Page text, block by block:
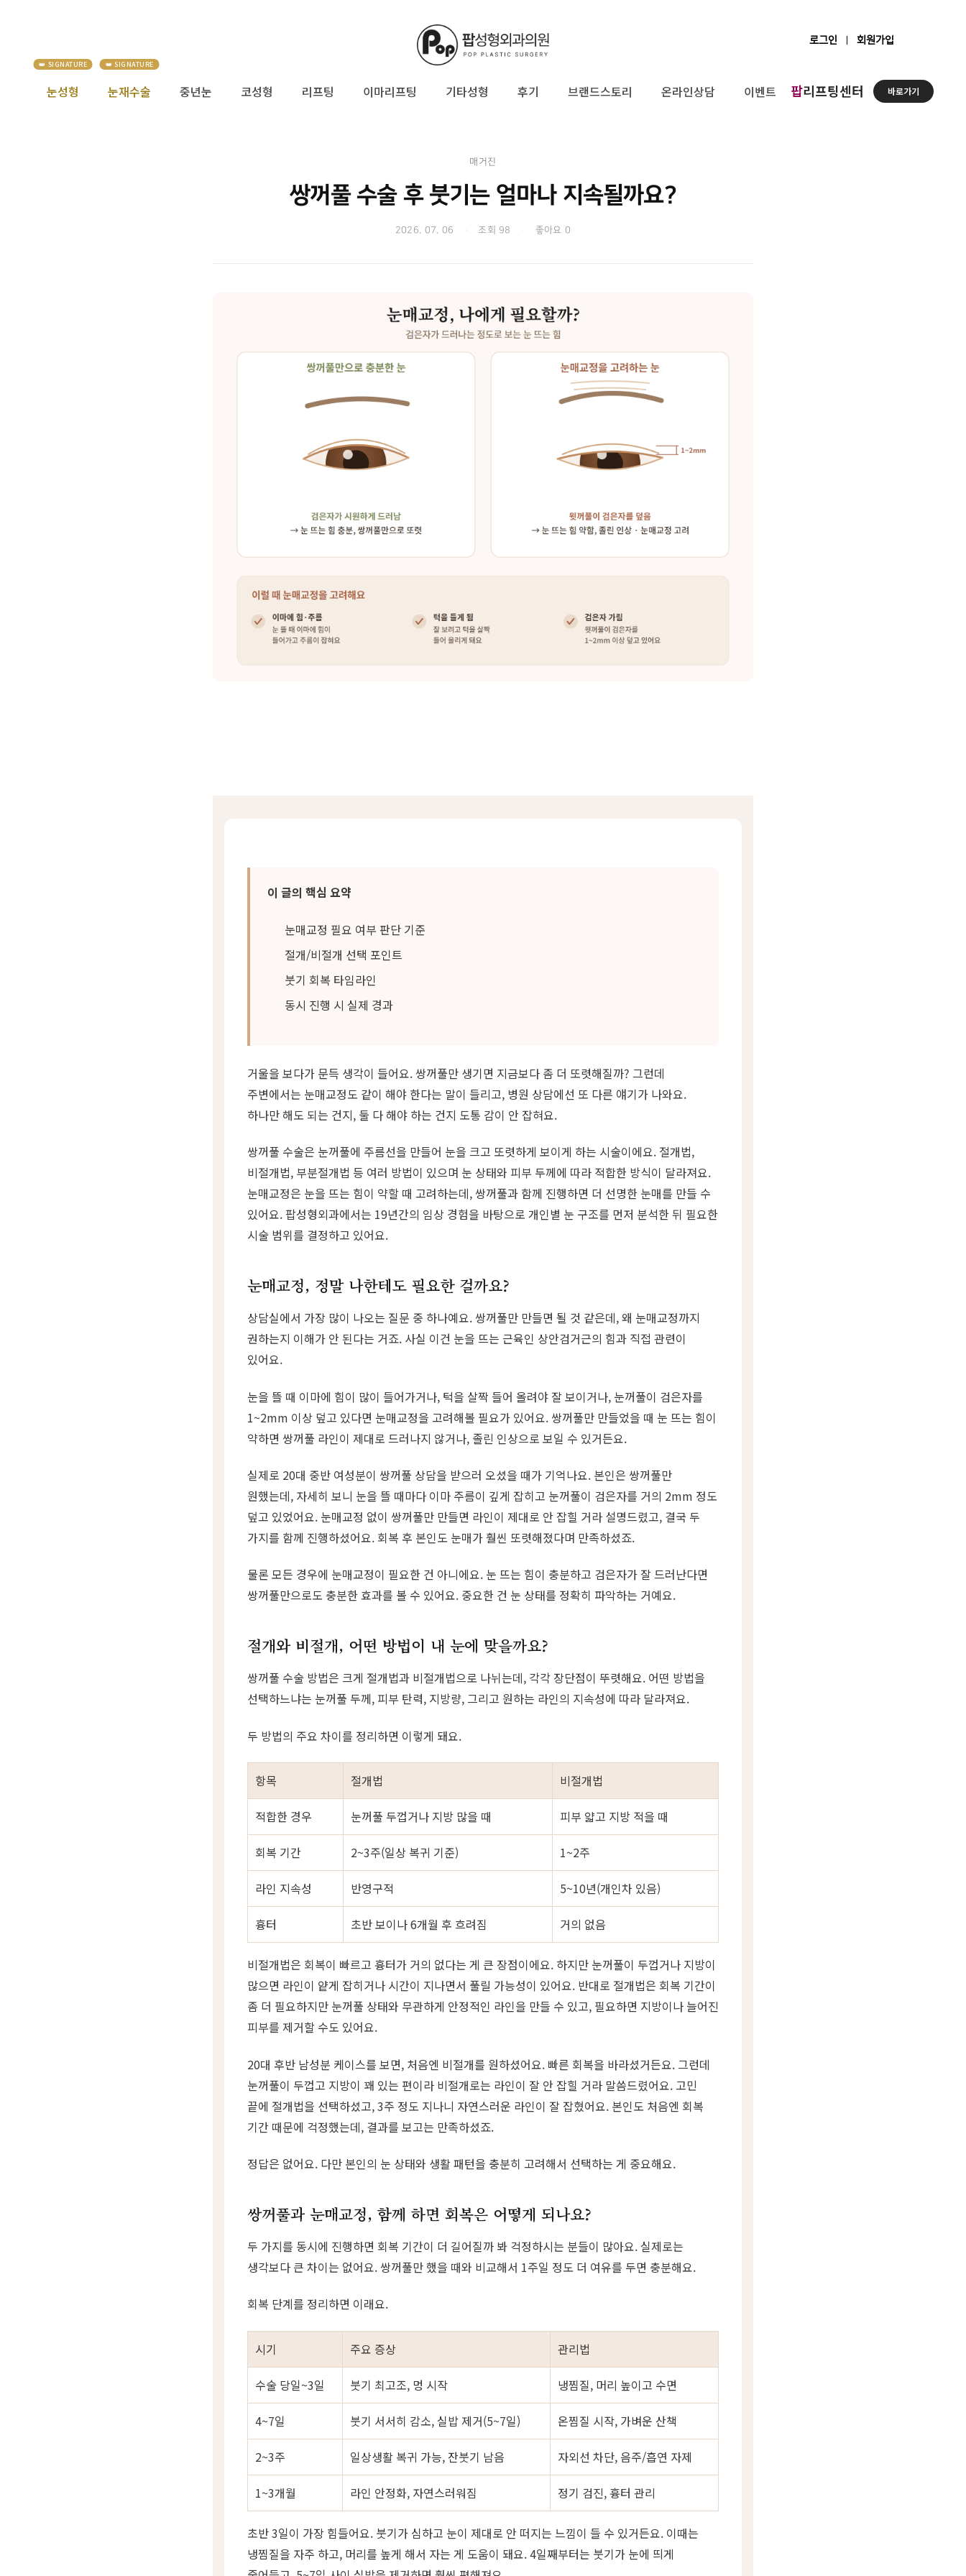
로그인 회원가입
눈성형 눈재수술 중년눈 코성형 리프팅 이마리프팅 기타성형 후기 브랜드스토리 온라인상담 이벤트 팝리프팅센터 바로가기
매거진
쌍꺼풀 수술 후 붓기는 얼마나 지속될까요?
2026. 07. 06 조회 98 좋아요 0
이 글의 핵심 요약
눈매교정 필요 여부 판단 기준
절개/비절개 선택 포인트
붓기 회복 타임라인
동시 진행 시 실제 경과
거울을 보다가 문득 생각이 들어요. 쌍꺼풀만 생기면 지금보다 좀 더 또렷해질까? 그런데
주변에서는 눈매교정도 같이 해야 한다는 말이 들리고, 병원 상담에선 또 다른 얘기가 나와요.
하나만 해도 되는 건지, 둘 다 해야 하는 건지 도통 감이 안 잡혀요.
쌍꺼풀 수술은 눈꺼풀에 주름선을 만들어 눈을 크고 또렷하게 보이게 하는 시술이에요. 절개법,
비절개법, 부분절개법 등 여러 방법이 있으며 눈 상태와 피부 두께에 따라 적합한 방식이 달라져요.
눈매교정은 눈을 뜨는 힘이 약할 때 고려하는데, 쌍꺼풀과 함께 진행하면 더 선명한 눈매를 만들 수
있어요. 팝성형외과에서는 19년간의 임상 경험을 바탕으로 개인별 눈 구조를 먼저 분석한 뒤 필요한
시술 범위를 결정하고 있어요.
눈매교정, 정말 나한테도 필요한 걸까요?
상담실에서 가장 많이 나오는 질문 중 하나예요. 쌍꺼풀만 만들면 될 것 같은데, 왜 눈매교정까지
권하는지 이해가 안 된다는 거죠. 사실 이건 눈을 뜨는 근육인 상안검거근의 힘과 직접 관련이
있어요.
눈을 뜰 때 이마에 힘이 많이 들어가거나, 턱을 살짝 들어 올려야 잘 보이거나, 눈꺼풀이 검은자를
1~2mm 이상 덮고 있다면 눈매교정을 고려해볼 필요가 있어요. 쌍꺼풀만 만들었을 때 눈 뜨는 힘이
약하면 쌍꺼풀 라인이 제대로 드러나지 않거나, 졸린 인상으로 보일 수 있거든요.
실제로 20대 중반 여성분이 쌍꺼풀 상담을 받으러 오셨을 때가 기억나요. 본인은 쌍꺼풀만
원했는데, 자세히 보니 눈을 뜰 때마다 이마 주름이 깊게 잡히고 눈꺼풀이 검은자를 거의 2mm 정도
덮고 있었어요. 눈매교정 없이 쌍꺼풀만 만들면 라인이 제대로 안 잡힐 거라 설명드렸고, 결국 두
가지를 함께 진행하셨어요. 회복 후 본인도 눈매가 훨씬 또렷해졌다며 만족하셨죠.
물론 모든 경우에 눈매교정이 필요한 건 아니에요. 눈 뜨는 힘이 충분하고 검은자가 잘 드러난다면
쌍꺼풀만으로도 충분한 효과를 볼 수 있어요. 중요한 건 눈 상태를 정확히 파악하는 거예요.
절개와 비절개, 어떤 방법이 내 눈에 맞을까요?
쌍꺼풀 수술 방법은 크게 절개법과 비절개법으로 나뉘는데, 각각 장단점이 뚜렷해요. 어떤 방법을
선택하느냐는 눈꺼풀 두께, 피부 탄력, 지방량, 그리고 원하는 라인의 지속성에 따라 달라져요.
두 방법의 주요 차이를 정리하면 이렇게 돼요.
항목 절개법 비절개법
적합한 경우 눈꺼풀 두껍거나 지방 많을 때 피부 얇고 지방 적을 때
회복 기간 2~3주(일상 복귀 기준) 1~2주
라인 지속성 반영구적 5~10년(개인차 있음)
흉터 초반 보이나 6개월 후 흐려짐 거의 없음
비절개법은 회복이 빠르고 흉터가 거의 없다는 게 큰 장점이에요. 하지만 눈꺼풀이 두껍거나 지방이
많으면 라인이 얕게 잡히거나 시간이 지나면서 풀릴 가능성이 있어요. 반대로 절개법은 회복 기간이
좀 더 필요하지만 눈꺼풀 상태와 무관하게 안정적인 라인을 만들 수 있고, 필요하면 지방이나 늘어진
피부를 제거할 수도 있어요.
20대 후반 남성분 케이스를 보면, 처음엔 비절개를 원하셨어요. 빠른 회복을 바라셨거든요. 그런데
눈꺼풀이 두껍고 지방이 꽤 있는 편이라 비절개로는 라인이 잘 안 잡힐 거라 말씀드렸어요. 고민
끝에 절개법을 선택하셨고, 3주 정도 지나니 자연스러운 라인이 잘 잡혔어요. 본인도 처음엔 회복
기간 때문에 걱정했는데, 결과를 보고는 만족하셨죠.
정답은 없어요. 다만 본인의 눈 상태와 생활 패턴을 충분히 고려해서 선택하는 게 중요해요.
쌍꺼풀과 눈매교정, 함께 하면 회복은 어떻게 되나요?
두 가지를 동시에 진행하면 회복 기간이 더 길어질까 봐 걱정하시는 분들이 많아요. 실제로는
생각보다 큰 차이는 없어요. 쌍꺼풀만 했을 때와 비교해서 1주일 정도 더 여유를 두면 충분해요.
회복 단계를 정리하면 이래요.
시기 주요 증상 관리법
수술 당일~3일 붓기 최고조, 멍 시작 냉찜질, 머리 높이고 수면
4~7일 붓기 서서히 감소, 실밥 제거(5~7일) 온찜질 시작, 가벼운 산책
2~3주 일상생활 복귀 가능, 잔붓기 남음 자외선 차단, 음주/흡연 자제
1~3개월 라인 안정화, 자연스러워짐 정기 검진, 흉터 관리
초반 3일이 가장 힘들어요. 붓기가 심하고 눈이 제대로 안 떠지는 느낌이 들 수 있거든요. 이때는
냉찜질을 자주 하고, 머리를 높게 해서 자는 게 도움이 돼요. 4일째부터는 붓기가 눈에 띄게